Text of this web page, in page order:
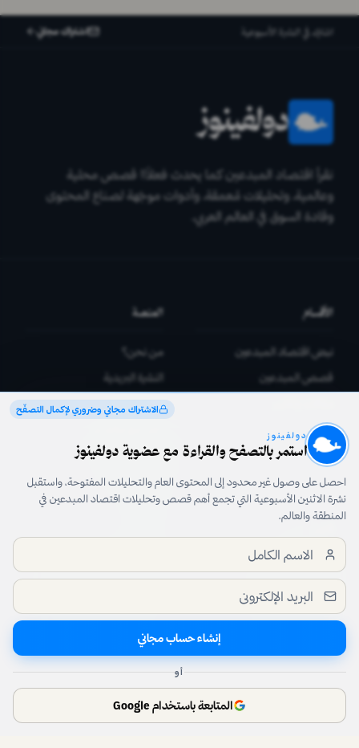
الاشتراك مجاني وضروري لإكمال التصفّح
دولفينوز
استمر بالتصفح والقراءة مع عضوية دولفينوز
احصل على وصول غير محدود إلى المحتوى العام والتحليلات المفتوحة، واستقبل
نشرة الاثنين الأسبوعية التي تجمع أهم قصص وتحليلات اقتصاد المبدعين في
المنطقة والعالم.
إنشاء حساب مجاني
أو
المتابعة باستخدام Google
اشترك في النشرة الأسبوعية اشتراك مجاني
دولفينوز
نقرأ اقتصاد المبدعين كما يحدث فعلاً!! قصص محلية
وعالمية، وتحليلات مٌعمقة، وأدوات موجّهة لصناع المحتوى
وقادة السوق في العالم العربي.
الأقسام
نبض اقتصاد المبدعين
قصص المبدعين
المنصة
من نحن؟
النشرة البريدية
تواصل معنا
الأسئلة الشائعة
رشّح قصة
سياسة الخصوصية
شروط الاستخدام
الشفافية والأمان
2026
دولفينوز · جميع الحقوق محفوظة
من دبي 🌴❤️